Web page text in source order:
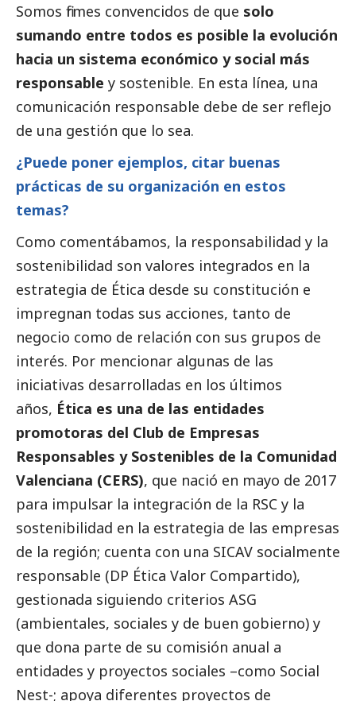
Somos firmes convencidos de que solo
sumando entre todos es posible la evolución
hacia un sistema económico y social más
responsable y sostenible. En esta línea, una
comunicación responsable debe de ser reflejo
de una gestión que lo sea.
¿Puede poner ejemplos, citar buenas
prácticas de su organización en estos
temas?
Como comentábamos, la responsabilidad y la
sostenibilidad son valores integrados en la
estrategia de Ética desde su constitución e
impregnan todas sus acciones, tanto de
negocio como de relación con sus grupos de
interés. Por mencionar algunas de las
iniciativas desarrolladas en los últimos
años, Ética es una de las entidades
promotoras del Club de Empresas
Responsables y Sostenibles de la Comunidad
Valenciana (CERS), que nació en mayo de 2017
para impulsar la integración de la RSC y la
sostenibilidad en la estrategia de las empresas
de la región; cuenta con una SICAV socialmente
responsable (DP Ética Valor Compartido),
gestionada siguiendo criterios ASG
(ambientales, sociales y de buen gobierno) y
que dona parte de su comisión anual a
entidades y proyectos sociales –como Social
Nest-; apoya diferentes proyectos de